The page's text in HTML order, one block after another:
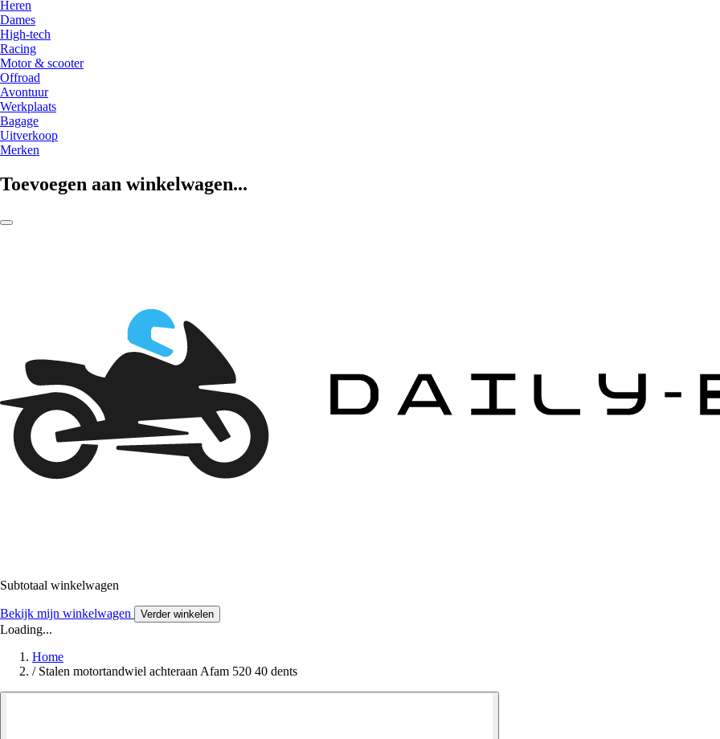
Heren
Dames
High-tech
Racing
Motor & scooter
Offroad
Avontuur
Werkplaats
Bagage
Uitverkoop
Merken
Toevoegen aan winkelwagen...
Subtotaal winkelwagen
Bekijk mijn winkelwagen Verder winkelen
Loading...
Home
/ Stalen motortandwiel achteraan Afam 520 40 dents